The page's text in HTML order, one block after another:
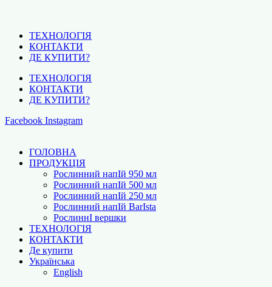
ТЕХНОЛОГІЯ
КОНТАКТИ
ДЕ КУПИТИ?
ТЕХНОЛОГІЯ
КОНТАКТИ
ДЕ КУПИТИ?
Facebook Instagram
ГОЛОВНА
ПРОДУКЦІЯ
Рослинний напІй 950 мл
Рослинний напІй 500 мл
Рослинний напІй 250 мл
Рослинний напІй BarІsta
РослиннІ вершки
ТЕХНОЛОГІЯ
КОНТАКТИ
Де купити
Українська
English